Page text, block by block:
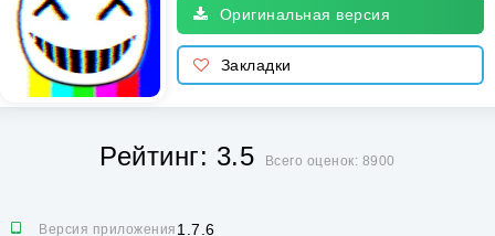
Оригинальная версия
Закладки
Рейтинг: 3.5 Всего оценок: 8900
Версия приложения:1.7.6